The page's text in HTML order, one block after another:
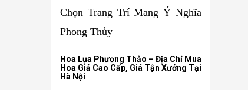
Chọn Trang Trí Mang Ý Nghĩa
Phong Thủy
Hoa Lụa Phương Thảo – Địa Chỉ Mua
Hoa Giả Cao Cấp, Giá Tận Xưởng Tại
Hà Nội